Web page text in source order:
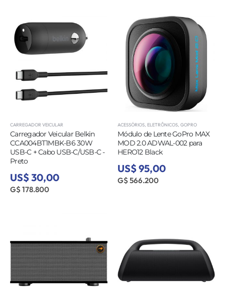
CARREGADOR VEICULAR
Carregador Veicular Belkin
CCA004BT1MBK-B6 30W
USB-C + Cabo USB-C/USB-C -
Preto
US$ 30,00
G$ 178.800
ACESSÓRIOS ELETRÔNICOS GOPRO
Módulo de Lente GoPro MAX
MOD 2.0 ADWAL-002 para
HERO12 Black
US$ 95,00
G$ 566.200